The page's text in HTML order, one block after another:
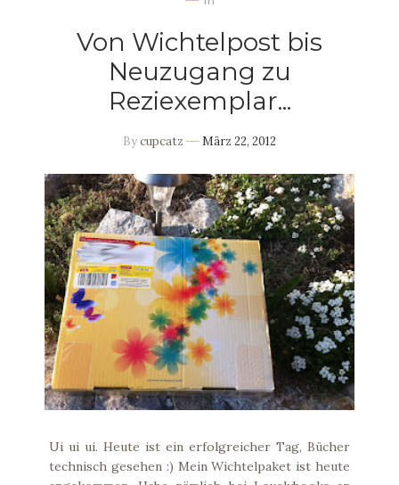
Von Wichtelpost bis
Neuzugang zu
Reziexemplar...
Bycupcatz März 22, 2012
Ui ui ui. Heute ist ein erfolgreicher Tag, Bücher
technisch gesehen :) Mein Wichtelpaket ist heute